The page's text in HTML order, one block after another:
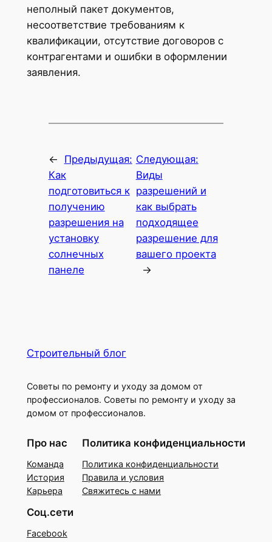
неполный пакет документов,
несоответствие требованиям к
квалификации, отсутствие договоров с
контрагентами и ошибки в оформлении
заявления.
←
Предыдущая:
Как
подготовиться к
получению
разрешения на
установку
солнечных
панеле
Следующая:
Виды
разрешений и
как выбрать
подходящее
разрешение для
вашего проекта
→
Строительный блог
Советы по ремонту и уходу за домом от
профессионалов. Советы по ремонту и уходу за
домом от профессионалов.
Про нас
Команда
История
Карьера
Политика конфиденциальности
Политика конфиденциальности
Правила и условия
Свяжитесь с нами
Соц.сети
Facebook